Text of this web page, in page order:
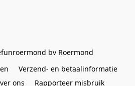
bv Roermond
Verzend- en betaalinformatie
ons Rapporteer misbruik